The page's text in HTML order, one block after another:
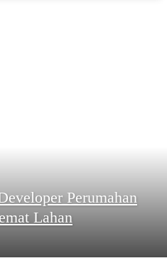
Perumahan
Lahan